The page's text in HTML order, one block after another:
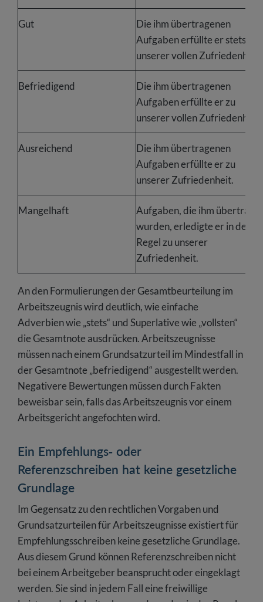
Gut
Die ihm übertragenen
Aufgaben erfüllte er stets zu
unserer vollen Zufriedenheit.
Befriedigend
Die ihm übertragenen
Aufgaben erfüllte er zu
unserer vollen Zufriedenheit.
Ausreichend
Die ihm übertragenen
Aufgaben erfüllte er zu
unserer Zufriedenheit.
Mangelhaft
Aufgaben, die ihm
wurden, erledigte er in der
Regel zu unserer
Zufriedenheit.
An den Formulierungen der Gesamtbeurteilung im
Arbeitszeugnis wird deutlich, wie einfache
Adverbien wie „stets“ und Superlative wie „vollsten“
die Gesamtnote ausdrücken. Arbeitszeugnisse
müssen nach einem Grundsatzurteil im Mindestfall in
der Gesamtnote „befriedigend“ ausgestellt werden.
Negativere Bewertungen müssen durch Fakten
beweisbar sein, falls das Arbeitszeugnis vor einem
Arbeitsgericht angefochten wird.
Ein Empfehlungs- oder
Referenzschreiben hat keine gesetzliche
Grundlage
Im Gegensatz zu den rechtlichen Vorgaben und
Grundsatzurteilen für Arbeitszeugnisse existiert für
Empfehlungsschreiben keine gesetzliche Grundlage.
Aus diesem Grund können Referenzschreiben nicht
bei einem Arbeitgeber beansprucht oder eingeklagt
werden. Sie sind in jedem Fall eine freiwillige